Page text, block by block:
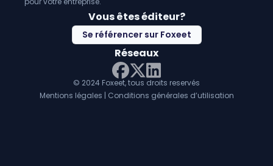
Vous êtes éditeur?
Se référencer sur Foxeet
Réseaux
Facebook
Twitter X
LinkedIn
© 2024 Foxeet, tous droits reservés
Mentions légales | Conditions générales d’utilisation